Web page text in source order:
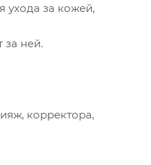
ухода за кожей,
за ней.
корректора,